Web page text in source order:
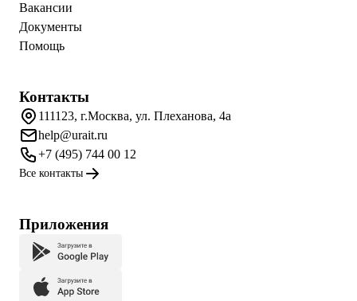
Вакансии
Документы
Помощь
Контакты
111123, г.Москва, ул. Плеханова, 4а
help@urait.ru
+7 (495) 744 00 12
Все контакты
Приложения